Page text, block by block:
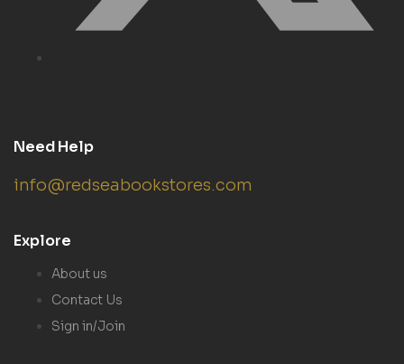
Need Help
info@redseabookstores.com
Explore
About us
Contact Us
Sign in/Join